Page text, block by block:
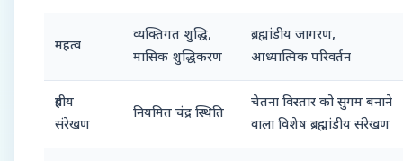
महत्व
व्यक्तिगत शुद्धि,
मासिक शुद्धिकरण
ब्रह्मांडीय जागरण,
आध्यात्मिक परिवर्तन
ग्रहीय
संरेखण
नियमित चंद्र स्थिति
चेतना विस्तार को सुगम बनाने
वाला विशेष ब्रह्मांडीय संरेखण